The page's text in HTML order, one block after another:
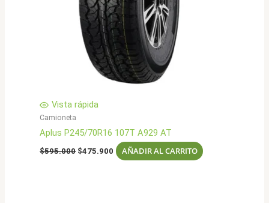
Vista rápida
Camioneta
Aplus P245/70R16 107T A929 AT
$595.000 El
$475.900 El
precio
AÑADIR AL CARRITO